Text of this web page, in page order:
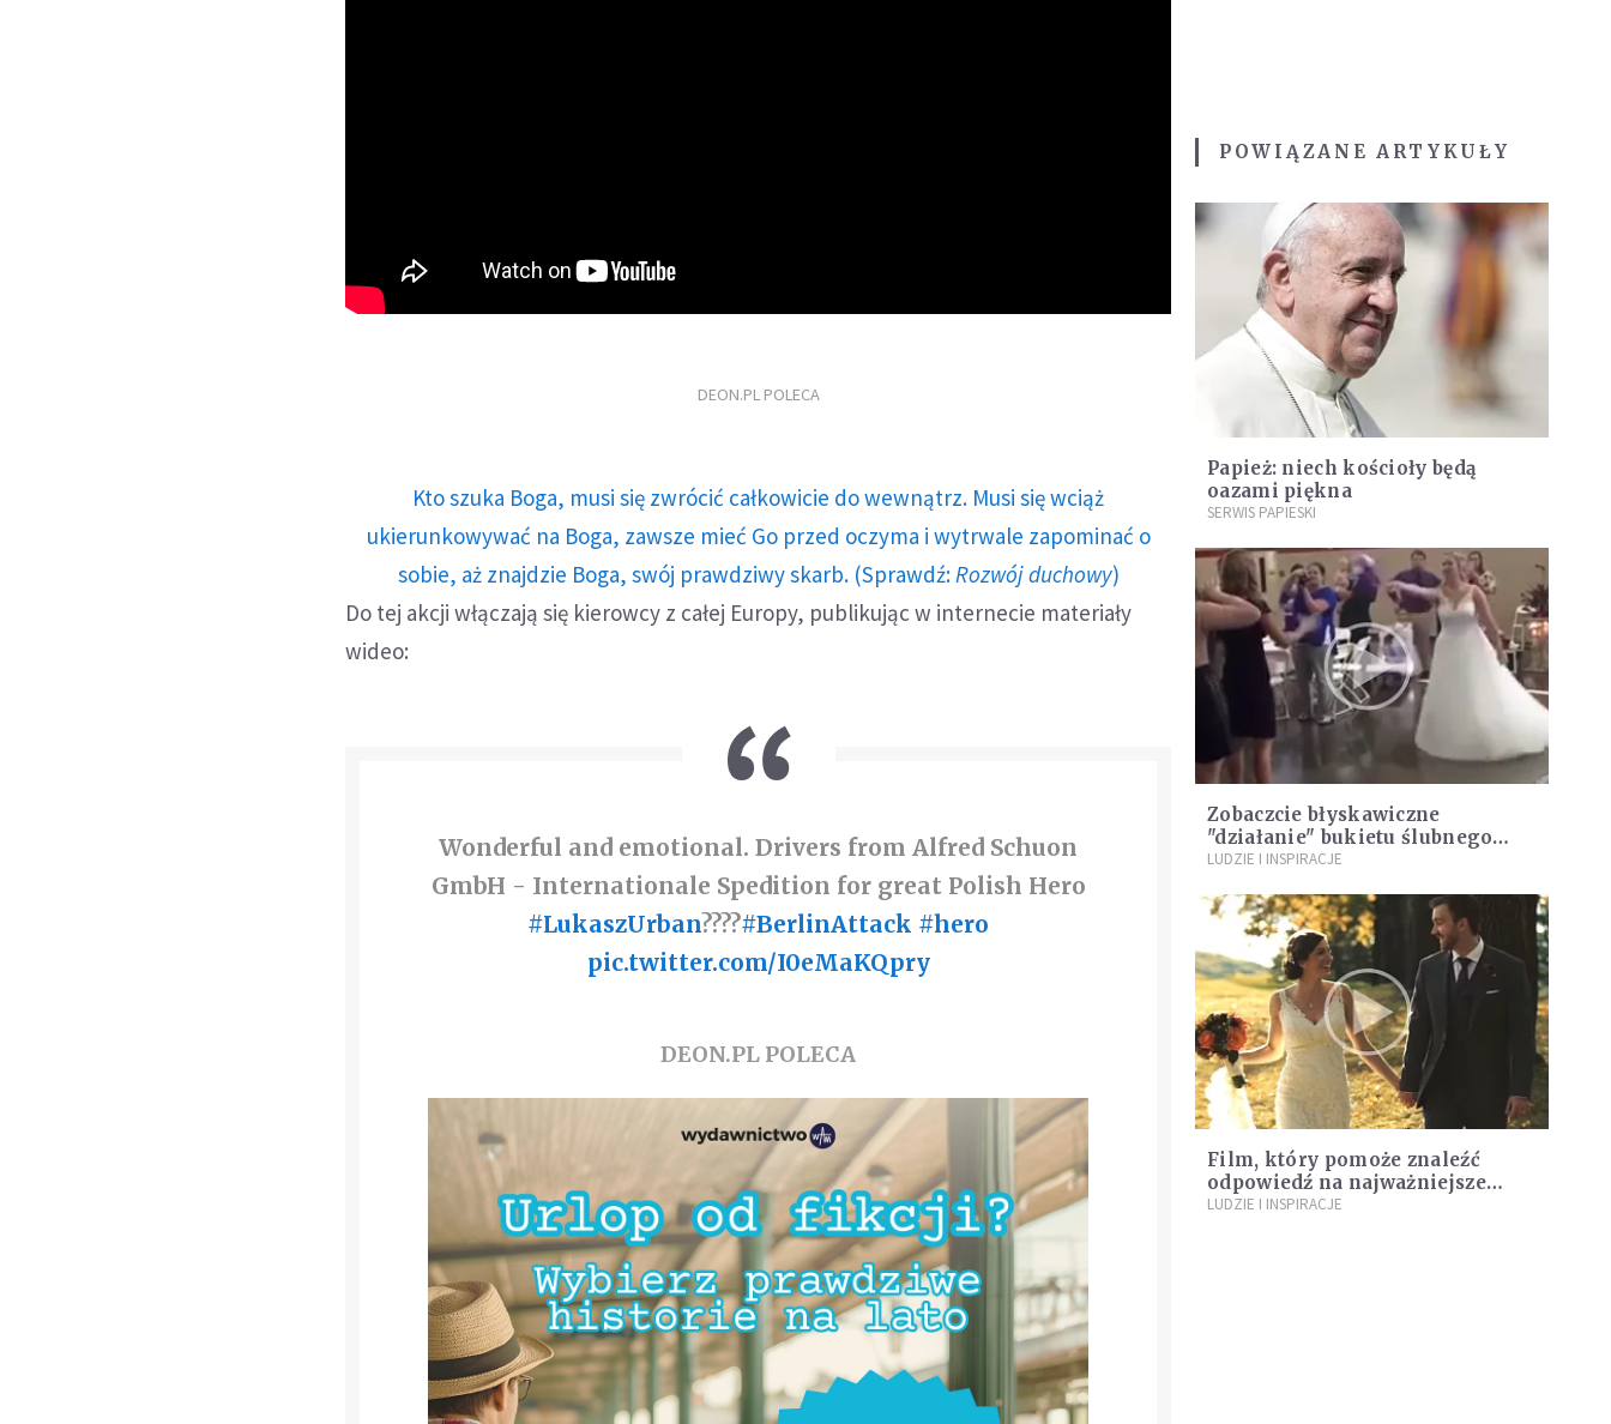
DEON.PL POLECA
Kto szuka Boga, musi się zwrócić całkowicie do wewnątrz. Musi się wciąż
ukierunkowywać na Boga, zawsze mieć Go przed oczyma i wytrwale zapominać o
sobie, aż znajdzie Boga, swój prawdziwy skarb. (Sprawdź: Rozwój duchowy)
Do tej akcji włączają się kierowcy z całej Europy, publikując w internecie materiały
wideo:
Wonderful and emotional. Drivers from Alfred Schuon
GmbH - Internationale Spedition for great Polish Hero
#LukaszUrban????#BerlinAttack #hero
pic.twitter.com/I0eMaKQpry
DEON.PL POLECA
POWIĄZANE ARTYKUŁY
Papież: niech kościoły będą
oazami piękna
SERWIS PAPIESKI
Zobaczcie błyskawiczne
"działanie" bukietu ślubnego
[WIDEO]
LUDZIE I INSPIRACJE
Film, który pomoże znaleźć
odpowiedź na najważniejsze
pytanie [WIDEO]
LUDZIE I INSPIRACJE